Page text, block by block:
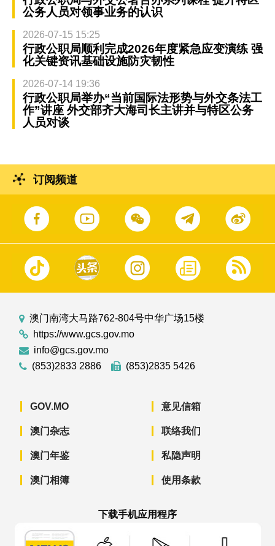
公务人员对领事业务的认识
2026-07-15 15:25
行政公职局顺利完成2026年度紧急应变演练 强
化关键资讯基础设施防灾韧性
2026-07-14 19:36
行政公职局举办“当前国际法形势与外交条法工
作”讲座 外交部齐大海司长主讲并与特区公务
人员对谈
订阅频道
澳门南湾大马路762-804号中华广场15楼
https://www.gcs.gov.mo
info@gcs.gov.mo
(853)2833 2886
(853)2835 5426
GOV.MO
澳门杂志
澳门年鉴
澳门相簿
意见信箱
联络我们
私隐声明
使用条款
下载手机应用程序